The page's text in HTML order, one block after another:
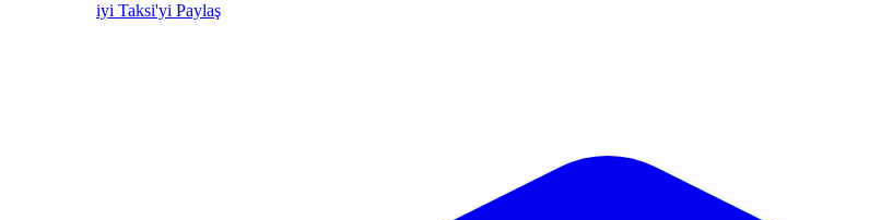
iyi Taksi'yi Paylaş